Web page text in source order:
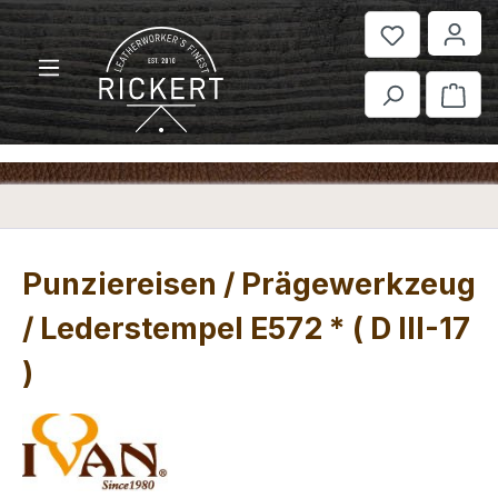
Zum Hauptinhalt springen
Punziereisen / Prägewerkzeug
/ Lederstempel E572 * ( D III-17
)